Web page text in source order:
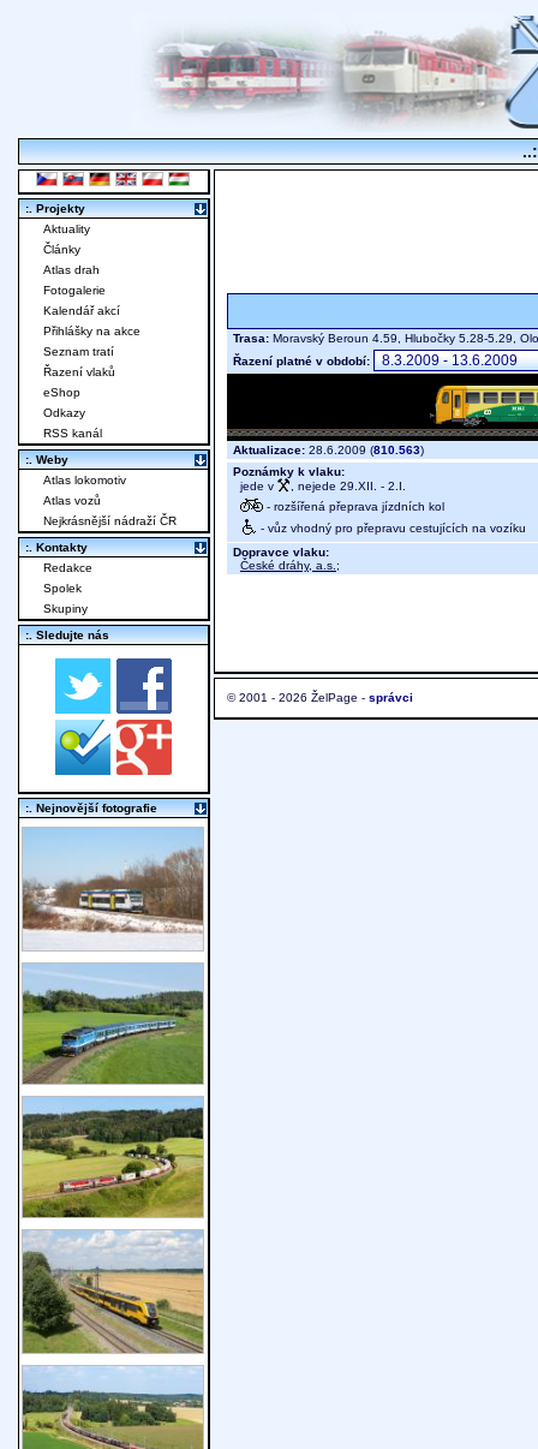
Trasa: Moravský Beroun 4.59, Hlubočky 5.28-5.29,
Řazení platné v období:
Aktualizace: 28.6.2009 (810.563)
Poznámky k vlaku:
jede v
, nejede 29.XII. - 2.I.
- rozšířená přeprava jízdních kol
- vůz vhodný pro přepravu cestujících na vozíku
Dopravce vlaku:
České dráhy, a.s. ;
© 2001 - 2026 ŽelPage - správci
:. Projekty
Aktuality
Články
Atlas drah
Fotogalerie
Kalendář akcí
Přihlášky na akce
Seznam tratí
Řazení vlaků
eShop
Odkazy
RSS kanál
:. Weby
Atlas lokomotiv
Atlas vozů
Nejkrásnější nádraží ČR
:. Kontakty
Redakce
Spolek
Skupiny
:. Sledujte nás
:. Nejnovější fotografie